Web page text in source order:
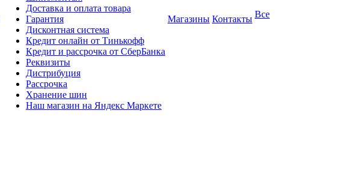
Доставка и оплата товара
Гарантия
Дисконтная система
Кредит онлайн от Тинькофф
Кредит и рассрочка от СберБанка
Реквизиты
Дистрибуция
Рассрочка
Хранение шин
Наш магазин на Яндекс Маркете
Магазины Контакты Все